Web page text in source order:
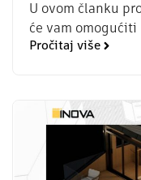
U ovom članku
će vam omogućiti
Pročitaj više